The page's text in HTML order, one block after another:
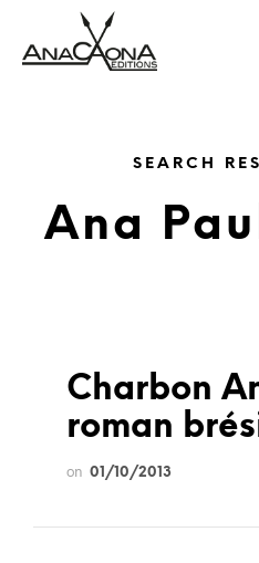
SEARCH
Ana
Charbon
roman
on 01/10/2013